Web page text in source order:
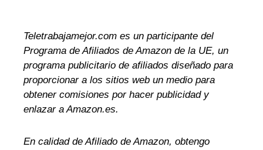
Teletrabajamejor.com es un participante del
Programa de Afiliados de Amazon de la UE, un
programa publicitario de afiliados diseñado para
proporcionar a los sitios web un medio para
obtener comisiones por hacer publicidad y
enlazar a Amazon.es.
En calidad de Afiliado de Amazon, obtengo